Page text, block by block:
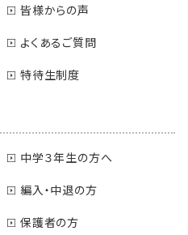
皆様からの声
よくあるご質問
特待生制度
中学３年生の方へ
編入・中退の方
保護者の方